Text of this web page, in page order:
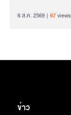
6 ส.ค. 2569 67views
ข่าว